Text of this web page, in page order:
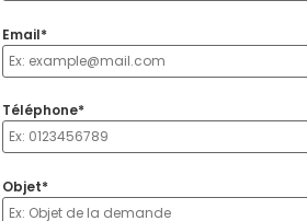
Email*
Téléphone*
Objet*